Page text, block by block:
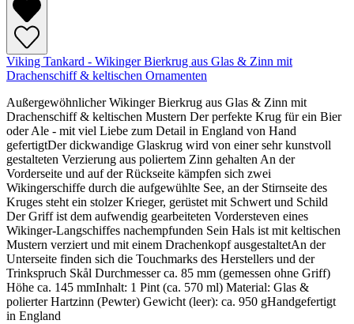
Viking Tankard - Wikinger Bierkrug aus Glas & Zinn mit
Drachenschiff & keltischen Ornamenten
Außergewöhnlicher Wikinger Bierkrug aus Glas & Zinn mit
Drachenschiff & keltischen Mustern Der perfekte Krug für ein Bier
oder Ale - mit viel Liebe zum Detail in England von Hand
gefertigtDer dickwandige Glaskrug wird von einer sehr kunstvoll
gestalteten Verzierung aus poliertem Zinn gehalten An der
Vorderseite und auf der Rückseite kämpfen sich zwei
Wikingerschiffe durch die aufgewühlte See, an der Stirnseite des
Kruges steht ein stolzer Krieger, gerüstet mit Schwert und Schild
Der Griff ist dem aufwendig gearbeiteten Vordersteven eines
Wikinger-Langschiffes nachempfunden Sein Hals ist mit keltischen
Mustern verziert und mit einem Drachenkopf ausgestaltetAn der
Unterseite finden sich die Touchmarks des Herstellers und der
Trinkspruch Skål Durchmesser ca. 85 mm (gemessen ohne Griff)
Höhe ca. 145 mmInhalt: 1 Pint (ca. 570 ml) Material: Glas &
polierter Hartzinn (Pewter) Gewicht (leer): ca. 950 gHandgefertigt
in England